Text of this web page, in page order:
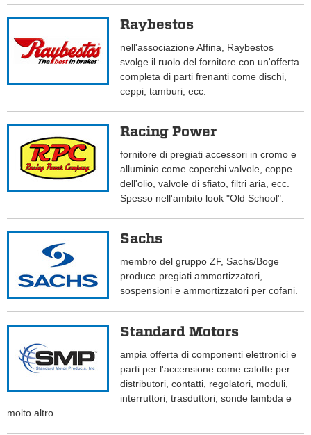
Raybestos
nell'associazione Affina, Raybestos
svolge il ruolo del fornitore con un'offerta
completa di parti frenanti come dischi,
ceppi, tamburi, ecc.
Racing Power
fornitore di pregiati accessori in cromo e
alluminio come coperchi valvole, coppe
dell'olio, valvole di sfiato, filtri aria, ecc.
Spesso nell'ambito look "Old School".
Sachs
membro del gruppo ZF, Sachs/Boge
produce pregiati ammortizzatori,
sospensioni e ammortizzatori per cofani.
Standard Motors
ampia offerta di componenti elettronici e
parti per l'accensione come calotte per
distributori, contatti, regolatori, moduli,
interruttori, trasduttori, sonde lambda e
molto altro.